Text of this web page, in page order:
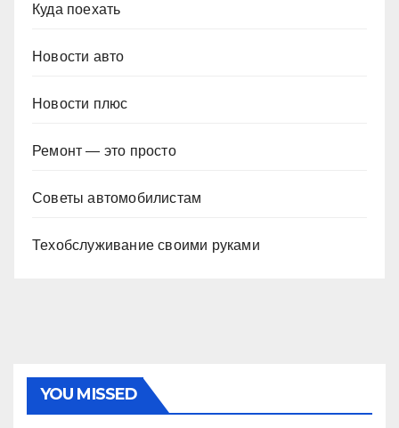
Куда поехать
Новости авто
Новости плюс
Ремонт — это просто
Советы автомобилистам
Техобслуживание своими руками
YOU MISSED